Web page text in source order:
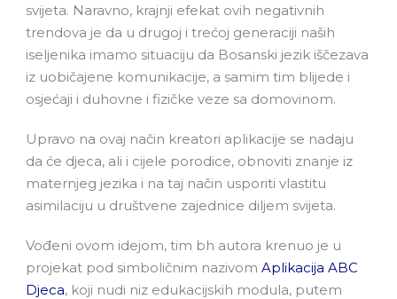
svijeta. Naravno, krajnji efekat ovih negativnih
trendova je da u drugoj i trećoj generaciji naših
iseljenika imamo situaciju da Bosanski jezik iščezava
iz uobičajene komunikacije, a samim tim blijede i
osjećaji i duhovne i fizičke veze sa domovinom.
Upravo na ovaj način kreatori aplikacije se nadaju
da će djeca, ali i cijele porodice, obnoviti znanje iz
maternjeg jezika i na taj način usporiti vlastitu
asimilaciju u društvene zajednice diljem svijeta.
Vođeni ovom idejom, tim bh autora krenuo je u
projekat pod simboličnim nazivom Aplikacija ABC
Djeca, koji nudi niz edukacijskih modula, putem